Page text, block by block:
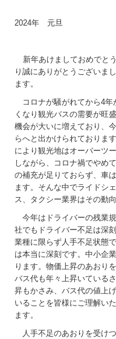
2024年 元旦
新年あけましておめでと
り誠にありがとうございま
ます。
コロナが騒がれてから4年
くなり観光バスの需要が旺
機会が大いに増えており、
らへと出かけられておりま
により観光地はオーバーツ
しながら、コロナ禍でやめ
の補充が足りておらず、車
ます。そんな中でライドシ
ス、タクシー業界はその動
今年はドライバーの残業
社でもドライバー不足は深
業種に限らず人手不足状態
は本当に深刻です。中小企
ります。物価上昇のあおり
バス代も年々上昇いている
昇もかさみ、バス代の値上
いることを皆様にご理解い
ます。
人手不足のあおりを受け